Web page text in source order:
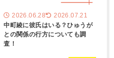
2026.06.28 2026.07.21
中町綾に彼氏はいる？ひゅうが
との関係の行方についても調
査！